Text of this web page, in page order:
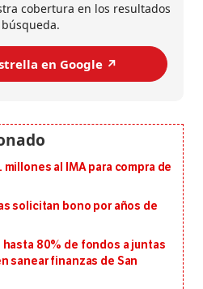
cobertura en los resultados
en Google ↗️
al IMA para compra de
solicitan bono por años de
hasta 80% de fondos a juntas
sanear finanzas de San